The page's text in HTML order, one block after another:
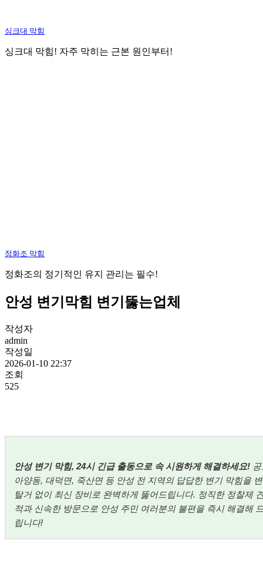
싱크대 막힘
싱크대 막힘! 자주 막히는 근본 원인부터!
정화조 막힘
정화조의 정기적인 유지 관리는 필수!
안성 변기막힘 변기뚫는업체
작성자
admin
작성일
2026-01-10 22:37
조회
525
안성 변기 막힘, 24시 긴급 출동으로 속 시원하게 해결하세요!
아양동, 대덕면, 죽산면 등 안성 전 지역의 답답한 변기 막힘을
탈거 없이 최신 장비로 완벽하게 뚫어드립니다. 정직한 정찰제
적과 신속한 방문으로 안성 주민 여러분의 불편을 즉시 해결해
립니다!